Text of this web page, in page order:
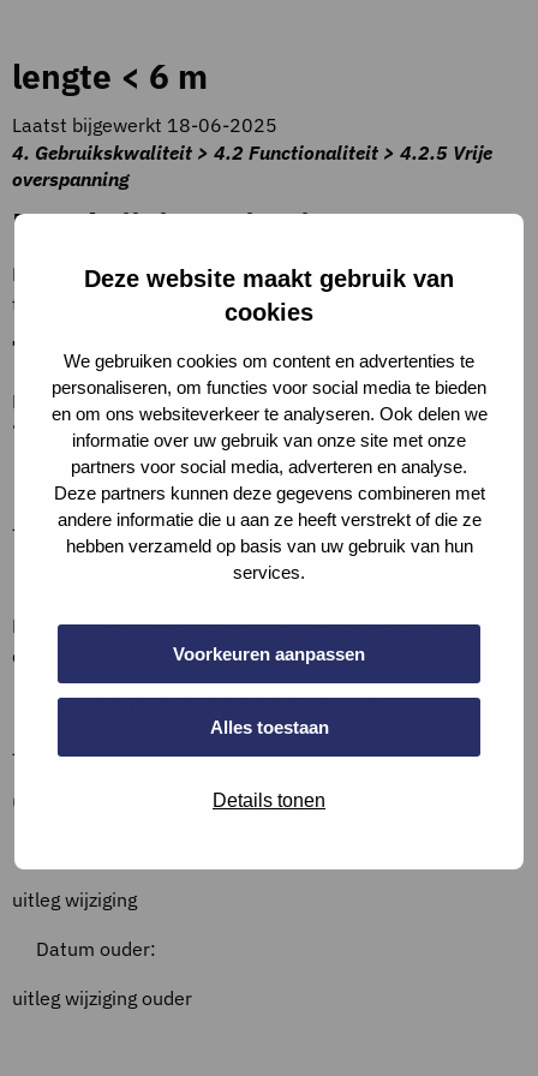
Deze website maakt gebruik van
cookies
We gebruiken cookies om content en advertenties te
personaliseren, om functies voor social media te bieden
en om ons websiteverkeer te analyseren. Ook delen we
informatie over uw gebruik van onze site met onze
partners voor social media, adverteren en analyse.
Deze partners kunnen deze gegevens combineren met
andere informatie die u aan ze heeft verstrekt of die ze
hebben verzameld op basis van uw gebruik van hun
services.
Voorkeuren aanpassen
Alles toestaan
Details tonen
lengte < 6 m
Laatst bijgewerkt 18-06-2025
4. Gebruikskwaliteit > 4.2 Functionaliteit > 4.2.5 Vrije
overspanning
Beschrijving criteria
De lengte betreft de meest voorkomende overspanning
tussen dragende wanden in het gebouw.
Toelichting op criteria
Bij een draagstructuur met kolommen en balken geldt
‘lengte >= 7,5m’.
Definities
–
Beschrijf de situatie, vul aan met (een screenshot van)
documentatie, of verwijs hiernaar.
Bronnen en referenties
–
Overzicht wijzigingen
uitleg wijziging
Datum ouder:
uitleg wijziging ouder